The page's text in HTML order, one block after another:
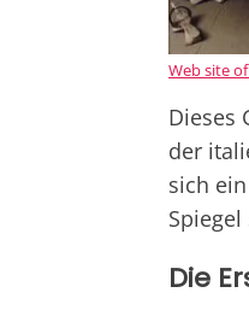
Web site
Dieses
der
sich
Die